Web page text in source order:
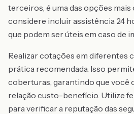
terceiros, é uma das opções mais
considere incluir assistência 24
que podem ser úteis em caso de
Realizar cotações em diferentes
prática recomendada. Isso
coberturas, garantindo que você
relação custo-benefício. Utilize
para verificar a reputação das